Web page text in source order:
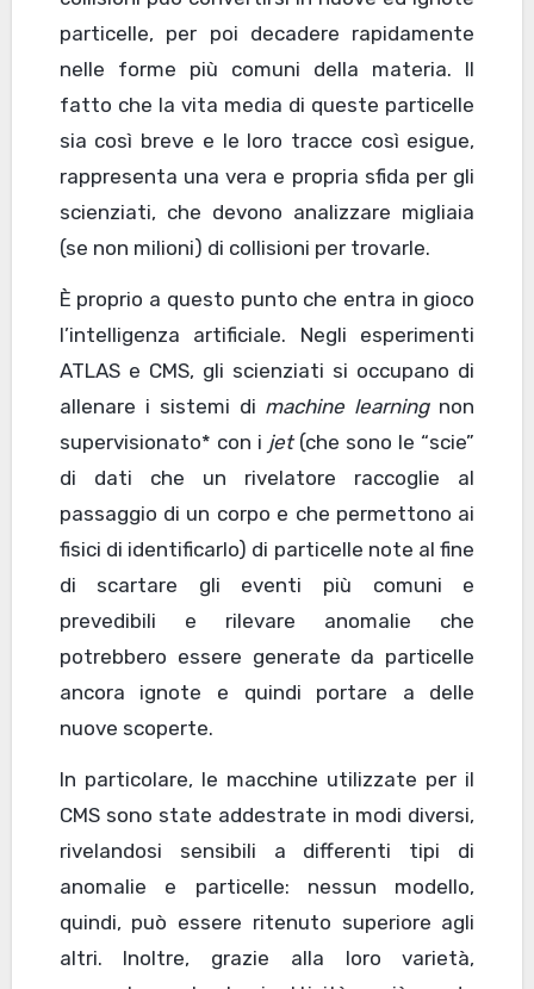
particelle, per poi decadere rapidamente
nelle forme più comuni della materia. Il
fatto che la vita media di queste particelle
sia così breve e le loro tracce così esigue,
rappresenta una vera e propria sfida per gli
scienziati, che devono analizzare migliaia
(se non milioni) di collisioni per trovarle.
È proprio a questo punto che entra in gioco
l’intelligenza artificiale. Negli esperimenti
ATLAS e CMS, gli scienziati si occupano di
allenare i sistemi di machine learningnon
supervisionato* con i jet(che sono le “scie”
di dati che un rivelatore raccoglie al
passaggio di un corpo e che permettono ai
fisici di identificarlo) di particelle note al fine
di scartare gli eventi più comuni e
prevedibili e rilevare anomalie che
potrebbero essere generate da particelle
ancora ignote e quindi portare a delle
nuove scoperte.
In particolare, le macchine utilizzate per il
CMS sono state addestrate in modi diversi,
rivelandosi sensibili a differenti tipi di
anomalie e particelle: nessun modello,
quindi, può essere ritenuto superiore agli
altri. Inoltre, grazie alla loro varietà,